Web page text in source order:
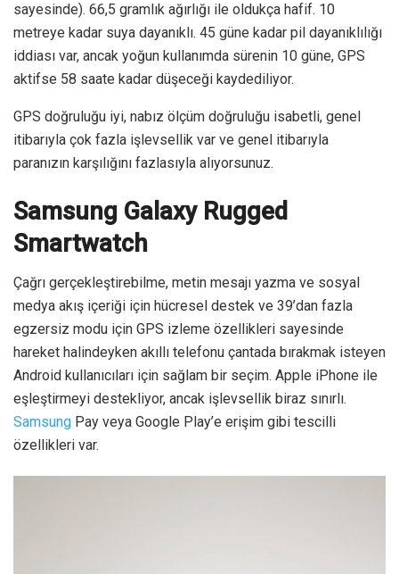
sayesinde). 66,5 gramlık ağırlığı ile oldukça hafif. 10
metreye kadar suya dayanıklı. 45 güne kadar pil dayanıklılığı
iddiası var, ancak yoğun kullanımda sürenin 10 güne, GPS
aktifse 58 saate kadar düşeceği kaydediliyor.
GPS doğruluğu iyi, nabız ölçüm doğruluğu isabetli, genel
itibarıyla çok fazla işlevsellik var ve genel itibarıyla
paranızın karşılığını fazlasıyla alıyorsunuz.
Samsung Galaxy Rugged
Smartwatch
Çağrı gerçekleştirebilme, metin mesajı yazma ve sosyal
medya akış içeriği için hücresel destek ve 39’dan fazla
egzersiz modu için GPS izleme özellikleri sayesinde
hareket halindeyken akıllı telefonu çantada bırakmak isteyen
Android kullanıcıları için sağlam bir seçim. Apple iPhone ile
eşleştirmeyi destekliyor, ancak işlevsellik biraz sınırlı.
Samsung Pay veya Google Play’e erişim gibi tescilli
özellikleri var.